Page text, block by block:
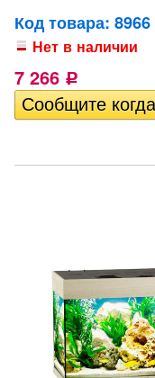
Код товара: 8966
Нет в наличии
7 266 Р